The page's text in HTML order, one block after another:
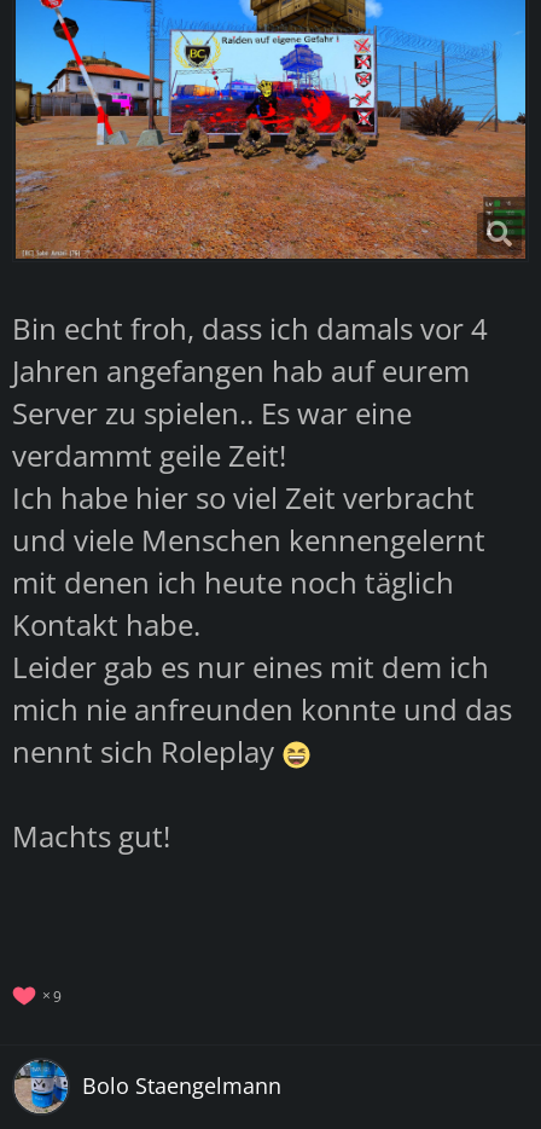
Bin echt froh, dass ich damals vor 4
Jahren angefangen hab auf eurem
Server zu spielen.. Es war eine
verdammt geile Zeit!
Ich habe hier so viel Zeit verbracht
und viele Menschen kennengelernt
mit denen ich heute noch täglich
Kontakt habe.
Leider gab es nur eines mit dem ich
mich nie anfreunden konnte und das
nennt sich Roleplay
Machts gut!
9
Bolo Staengelmann